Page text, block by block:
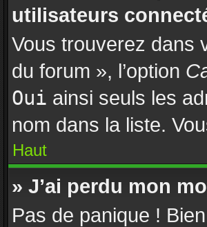
utilisateurs
Vous trouverez dans
du forum », l’option
Oui ainsi seuls les
nom dans la liste.
Haut
» J’ai perdu mon
Pas de panique !